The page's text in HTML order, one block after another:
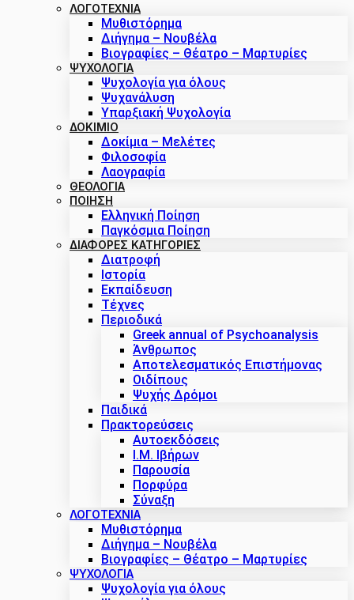
ΛΟΓΟΤΕΧΝΙΑ
Μυθιστόρημα
Διήγημα – Νουβέλα
Βιογραφίες – Θέατρο – Μαρτυρίες
ΨΥΧΟΛΟΓΙΑ
Ψυχολογία για όλους
Ψυχανάλυση
Υπαρξιακή Ψυχολογία
ΔΟΚΊΜΙΟ
Δοκίμια – Μελέτες
Φιλοσοφία
Λαογραφία
ΘΕΟΛΟΓΙΑ
ΠΟΙΗΣΗ
Ελληνική Ποίηση
Παγκόσμια Ποίηση
ΔΙΑΦΟΡΕΣ ΚΑΤΗΓΟΡΙΕΣ
Διατροφή
Ιστορία
Εκπαίδευση
Τέχνες
Περιοδικά
Greek annual of Psychoanalysis
Άνθρωπος
Αποτελεσματικός Επιστήμονας
Οιδίπους
Ψυχής Δρόμοι
Παιδικά
Πρακτoρεύσεις
Αυτοεκδόσεις
Ι.Μ. Ιβήρων
Παρουσία
Πορφύρα
Σύναξη
ΛΟΓΟΤΕΧΝΙΑ
Μυθιστόρημα
Διήγημα – Νουβέλα
Βιογραφίες – Θέατρο – Μαρτυρίες
ΨΥΧΟΛΟΓΙΑ
Ψυχολογία για όλους